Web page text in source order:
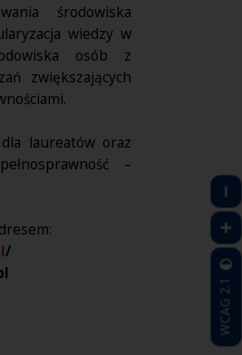
środowiska
wiedzy w
osób z
zwiększających
laureatów oraz
–
/
WCAG 2.1